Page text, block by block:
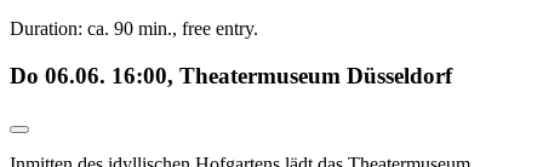
Duration: ca. 90 min., free entry.
Do 06.06. 16:00, Theatermuseum Düsseldorf